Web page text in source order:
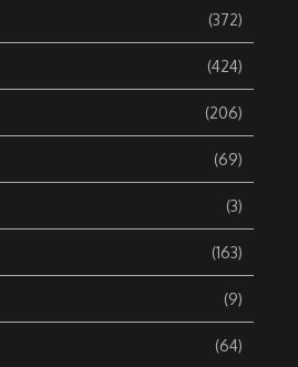
(372)
(424)
(206)
(69)
(3)
(163)
(9)
(64)